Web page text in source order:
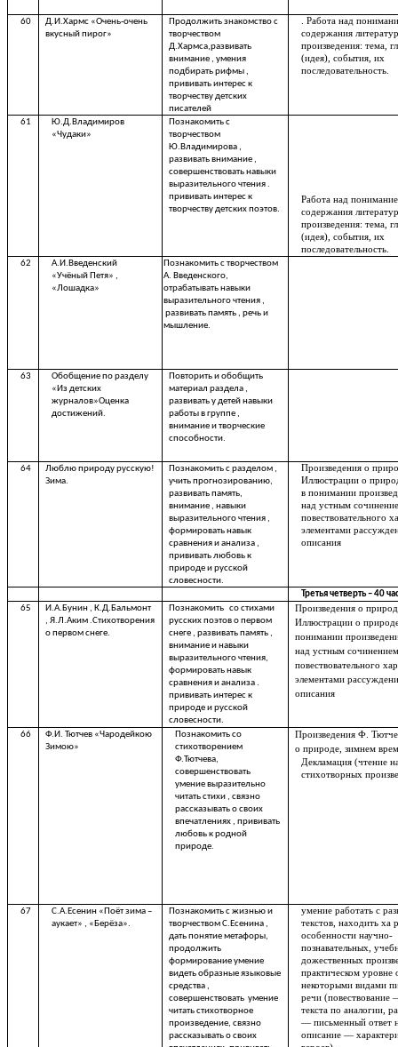
60
Д.И.Хармс «Очень-очень
вкусный пирог»
Продолжить знакомство с
творчеством
Д.Хармса,развивать
внимание , умения
подбирать рифмы ,
прививать интерес к
творчеству детских
писателей
. Работа над
содержания
произведения: тема,
(идея), события, их
последовательность.
61
Ю.Д.Владимиров
«Чудаки»
Познакомить с
творчеством
Ю.Владимирова ,
развивать внимание ,
совершенствовать навыки
выразительного чтения .
прививать интерес к
творчеству детских поэтов.
Работа над
содержания
произведения: тема,
(идея), события, их
последовательность.
62
А.И.Введенский
«Учёный Петя» ,
«Лошадка»
Познакомить с творчеством
А. Введенского,
отрабатывать навыки
выразительного чтения ,
развивать память , речь и
мышление.
63
Обобщение по разделу
«Из детских
журналов»Оценка
достижений.
Повторить и обобщить
материал раздела ,
развивать у детей навыки
работы в группе ,
внимание и творческие
способности.
64
Люблю природу русскую!
Зима.
Познакомить с разделом ,
учить прогнозированию,
развивать память,
внимание , навыки
выразительного чтения ,
формировать навык
сравнения и анализа ,
прививать любовь к
природе и русской
словесности.
Произведения о
Иллюстрации о
в понимании
над устным
повествовательного
элементами
описания
Третья четверть – 40
65
И.А.Бунин , К.Д.Бальмонт
, Я.Л.Аким .Стихотворения
о первом снеге.
Познакомить со стихами
русских поэтов о первом
снеге , развивать память ,
внимание и навыки
выразительного чтения,
формировать навык
сравнения и анализа .
прививать интерес к
природе и русской
словесности.
Произведения о
Иллюстрации о
понимании
над устным
повествовательного
элементами
описания
66
Ф.И. Тютчев «Чародейкою
Зимою»
Познакомить со
стихотворением
Ф.Тютчева,
совершенствовать
умение выразительно
читать стихи , связно
рассказывать о своих
впечатлениях , прививать
любовь к родной
природе.
Произведения Ф.
о природе, зимнем
Декламация (чтение
стихотворных
67
С.А.Есенин «Поёт зима –
аукает» , «Берёза».
Познакомить с жизнью и
творчеством С.Есенина ,
дать понятие метафоры,
продолжить
формирование умение
видеть образные языковые
средства ,
совершенствовать умение
читать стихотворное
произведение, связно
рассказывать о своих
умение работать с
текстов, находить ха
особенности научно-
познавательных,
дожественных
практическом уровне
некоторыми видами
речи (повествование
текста по аналогии,
— письменный ответ
описание —